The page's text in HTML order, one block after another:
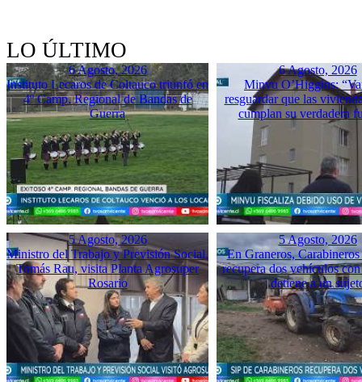
LO ÚLTIMO
6 Agosto, 2026
Instituto Lecaros de Coltauco triunfó en
4º Camp. Regional de Bandas de
Guerra
6 Agosto, 2026
Minvu O’Higgins:
resguardar que las
cumplan su verdadera
5 Agosto, 2026
Ministro del Trabajo y Previsión Social,
Tomás Rau, visita Planta Agrosuper
Rosario
5 Agosto, 2026
En Graneros,
recupera dos vehículos
detiene a un